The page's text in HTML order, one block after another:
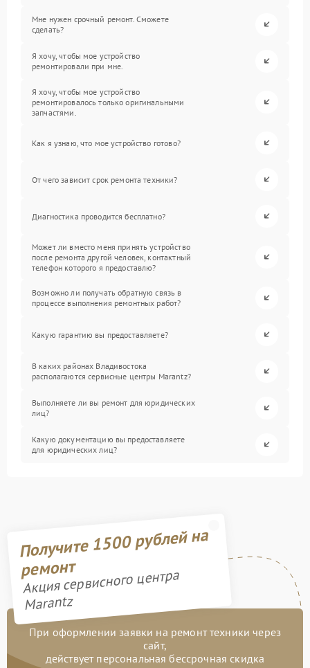
Мне нужен срочный ремонт. Сможете
сделать?
Я хочу, чтобы мое устройство
ремонтировали при мне.
Я хочу, чтобы мое устройство
ремонтировалось только оригинальными
запчастями.
Как я узнаю, что мое устройство готово?
От чего зависит срок ремонта техники?
Диагностика проводится бесплатно?
Может ли вместо меня принять устройство
после ремонта другой человек, контактный
телефон которого я предоставлю?
Возможно ли получать обратную связь в
процессе выполнения ремонтных работ?
Какую гарантию вы предоставляете?
В каких районах Владивостока
располагаются сервисные центры Marantz?
Выполняете ли вы ремонт для юридических
лиц?
Какую документацию вы предоставляете
для юридических лиц?
Получите 1500 рублей на
ремонт
Акция сервисного центра
Marantz
При оформлении заявки на ремонт техники через
сайт,
действует персональная бессрочная скидка